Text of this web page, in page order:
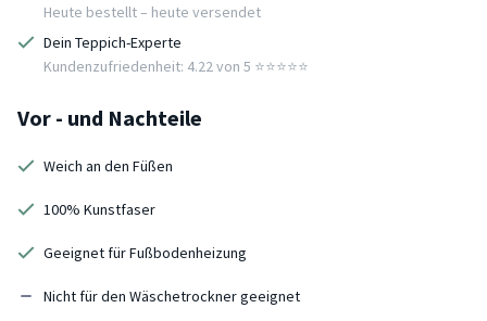
Heute bestellt – heute versendet
Dein Teppich-Experte
Kundenzufriedenheit: 4.22 von 5 ⭐️⭐️⭐️⭐️⭐️
Vor - und Nachteile
Weich an den Füßen
100% Kunstfaser
Geeignet für Fußbodenheizung
Nicht für den Wäschetrockner geeignet